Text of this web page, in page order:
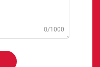
0/1000